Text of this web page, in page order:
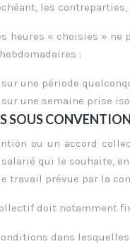
les
heures « choisies »
:
une période
une semaine prise
SOUS CONVENTION
ou un accord
qui le souhaite,
travail prévue par la
doit notamment
dans